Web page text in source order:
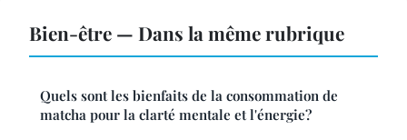
Bien-être — Dans la même rubrique
Quels sont les bienfaits de la consommation de
matcha pour la clarté mentale et l'énergie?